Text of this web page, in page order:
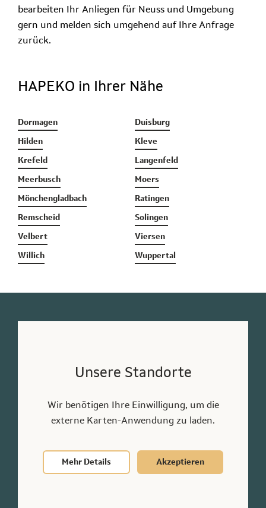
bearbeiten Ihr Anliegen für Neuss und Umgebung
gern und melden sich umgehend auf Ihre Anfrage
zurück.
HAPEKO in Ihrer Nähe
Dormagen Duisburg
Hilden Kleve
Krefeld Langenfeld
Meerbusch Moers
Mönchengladbach Ratingen
Remscheid Solingen
Velbert Viersen
Willich Wuppertal
0211 8629910
Neuer Zollhof 3, 40221 Düsseldorf
Unsere Standorte
Wir benötigen Ihre Einwilligung, um die
externe Karten-Anwendung zu laden.
Mehr Details Akzeptieren